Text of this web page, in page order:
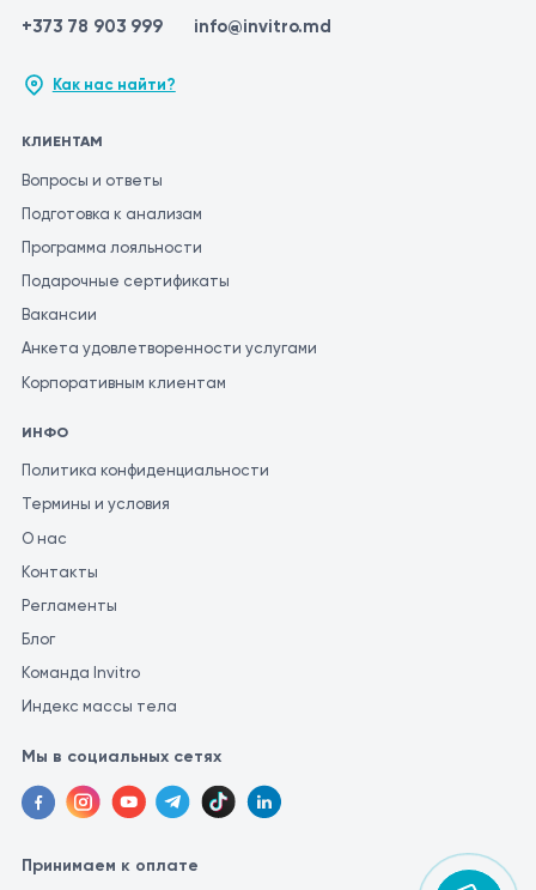
+373 78 903 999 info@invitro.md
Как нас найти?
КЛИЕНТАМ
Вопросы и ответы
Подготовка к анализам
Программа лояльности
Подарочные сертификаты
Вакансии
Анкета удовлетворенности услугами
Корпоративным клиентам
ИНФО
Политика конфиденциальности
Термины и условия
О нас
Контакты
Регламенты
Блог
Команда Invitro
Индекс массы тела
Мы в социальных сетях
Принимаем к оплате